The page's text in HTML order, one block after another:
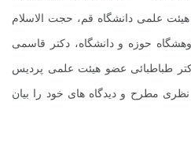
علمی دانشگاه قم، حجت الاسلام
حوزه و دانشگاه، دکتر قاسمی
طباطبائی عضو هیئت علمی پردیس
مطرح و دیدگاه های خود را بیان